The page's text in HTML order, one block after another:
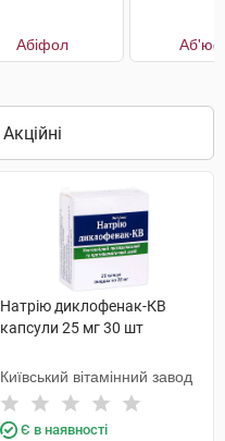
Абіфол
Натрію диклофенак-КВ
капсули 25 мг 30 шт
Київський вітамінний завод
Є в наявності